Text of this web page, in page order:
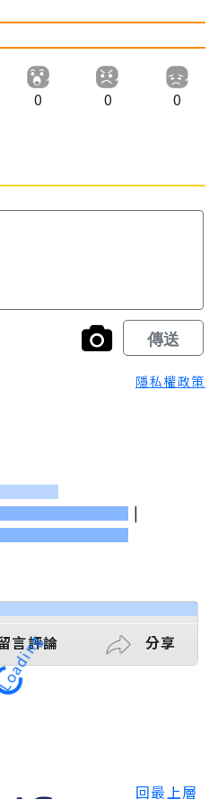
0 0 0
隱私權政策
|
言評論 分享
回最上層